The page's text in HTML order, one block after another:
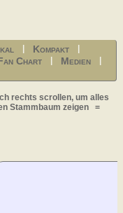
Kompakt
Chart Medien
rechts scrollen, um alles
=